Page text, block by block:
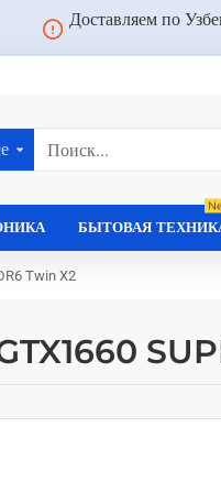
Доставляем по
БЫТОВАЯ
Twin X2